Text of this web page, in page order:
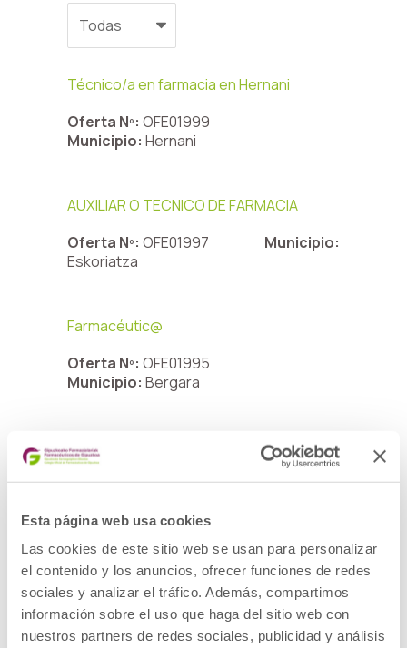
Esta página web usa cookies
Las cookies de este sitio web se usan para personalizar
el contenido y los anuncios, ofrecer funciones de redes
sociales y analizar el tráfico. Además, compartimos
información sobre el uso que haga del sitio web con
nuestros partners de redes sociales, publicidad y análisis
Técnico/a en farmacia en Hernani
Oferta Nº: OFE01999
Municipio: Hernani
AUXILIAR O TECNICO DE FARMACIA
Oferta Nº: OFE01997
Municipio:
Eskoriatza
Farmacéutic@
Oferta Nº: OFE01995
Municipio: Bergara
FARMACÉUTIC@
Oferta Nº:OFE01961
Municipio:
Farmacéutico o Técnico
Oferta Nº:
OFE01993
Municipio:
Zarautz